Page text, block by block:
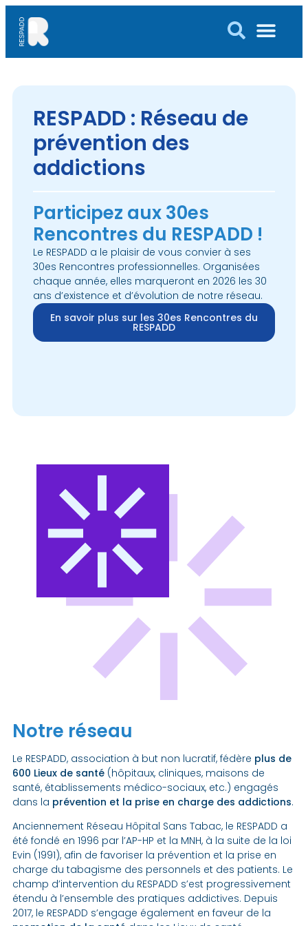
RESPADD : Réseau de
prévention des
addictions
Participez aux 30es
Rencontres du RESPADD !
Le RESPADD a le plaisir de vous convier à ses
30es Rencontres professionnelles. Organisées
chaque année, elles marqueront en 2026 les 30
ans d’existence et d’évolution de notre réseau.
En savoir plus sur les 30es Rencontres du
RESPADD
Notre réseau
Le RESPADD, association à but non lucratif, fédère plus de
600 Lieux de santé (hôpitaux, cliniques, maisons de
santé, établissements médico-sociaux, etc.) engagés
dans la prévention et la prise en charge des addictions.
Anciennement Réseau Hôpital Sans Tabac, le RESPADD a
été fondé en 1996 par l’AP-HP et la MNH, à la suite de la loi
Evin (1991), afin de favoriser la prévention et la prise en
charge du tabagisme des personnels et des patients. Le
champ d’intervention du RESPADD s’est progressivement
étendu à l’ensemble des pratiques addictives. Depuis
2017, le RESPADD s’engage également en faveur de la